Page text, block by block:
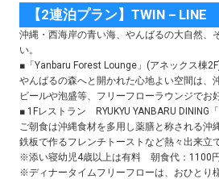
【2連泊プラン】TWIN－
沖縄・西海岸の青い海、やんばるの大自然、
い。
■「Yanbaru Forest Lounge」(アネックス棟
やんばるの森へと開かれた心地よい空間は、
ビールや泡盛等、フリーフローラウンジで
■ 1Fレストラン RYUKYU YANBARU DINING
ご朝食は沖縄食材を多用し薬膳と称される
鉄板で作るフレンチトーストなど熱々出来立
※添い寝幼児4歳以上は有料 朝食代：1100
※ディナータイムフリーフローは、おひとり